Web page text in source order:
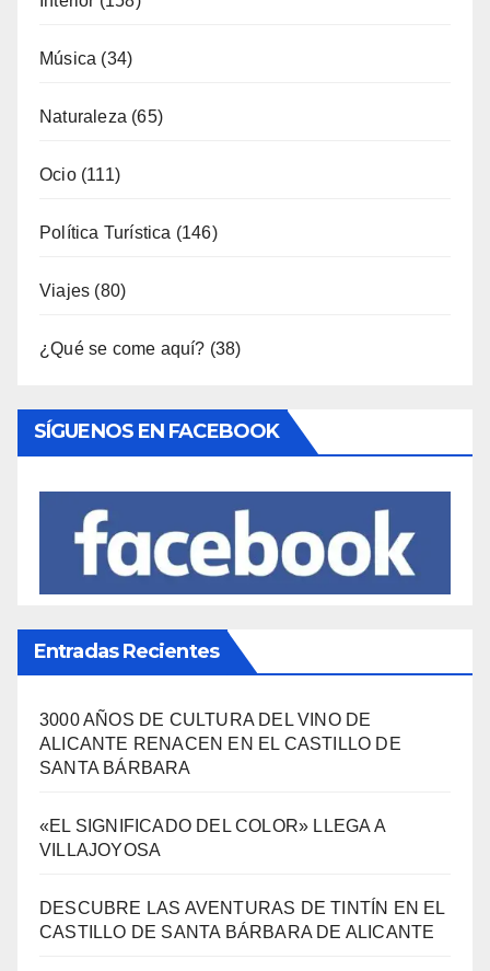
Música (34)
Naturaleza (65)
Ocio(111)
Política Turística (146)
Viajes (80)
¿Qué se come aquí? (38)
SÍGUENOS EN FACEBOOK
Entradas Recientes
3000 AÑOS DE CULTURA DEL VINO DE
ALICANTE RENACEN EN EL CASTILLO DE
SANTA BÁRBARA
«EL SIGNIFICADO DEL COLOR» LLEGA A
VILLAJOYOSA
DESCUBRE LAS AVENTURAS DE TINTÍN EN EL
CASTILLO DE SANTA BÁRBARA DE ALICANTE